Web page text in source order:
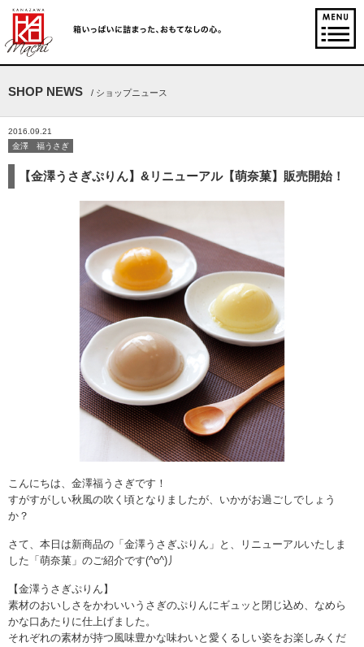
SHOP NEWS / ショップニュース
2016.09.21
金澤 福うさぎ
【金澤うさぎぷりん】&リニューアル【萌奈菓】販売開始！
こんにちは、金澤福うさぎです！
すがすがしい秋風の吹く頃となりましたが、いかがお過ごしでしょう
か？
さて、本日は新商品の「金澤うさぎぷりん」と、リニューアルいたしま
した「萌奈菓」のご紹介です(^o^)丿
【金澤うさぎぷりん】
素材のおいしさをかわいいうさぎのぷりんにギュッと閉じ込め、なめら
かな口あたりに仕上げました。
それぞれの素材が持つ風味豊かな味わいと愛くるしい姿をお楽しみくだ